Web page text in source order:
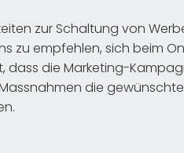
zur Schaltung von
zu empfehlen, sich beim
dass die Marketing-
die gewünschte